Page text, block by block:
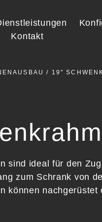
Kontakt
/ 19"
sind ideal für den
zum Schrank von
können